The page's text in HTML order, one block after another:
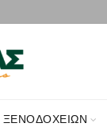
ΞΕΝΟΔΟΧΕΊΩΝ